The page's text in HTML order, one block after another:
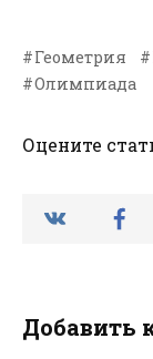
Геометрия
Олимпиада
Оцените
Добавить